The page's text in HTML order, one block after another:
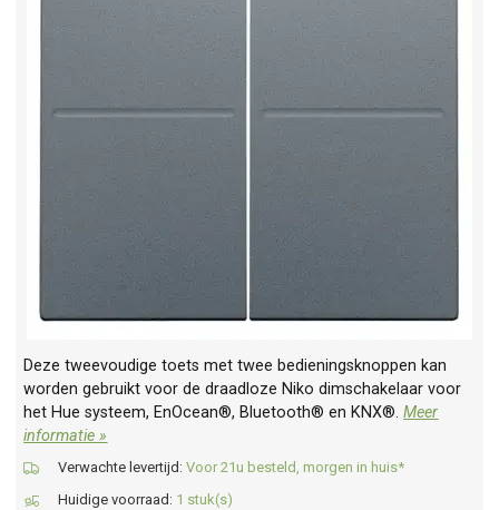
Deze tweevoudige toets met twee bedieningsknoppen kan
worden gebruikt voor de draadloze Niko dimschakelaar voor
het Hue systeem, EnOcean®, Bluetooth® en KNX®.Meer
informatie »
Verwachte levertijd: Voor 21u besteld, morgen in huis*
Huidige voorraad: 1 stuk(s)